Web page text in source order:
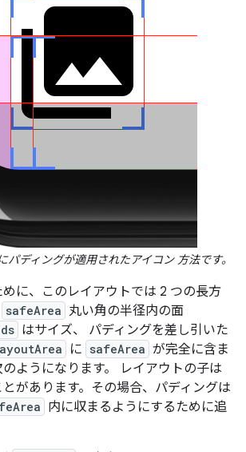
パディングが適用されたアイコン 方法です。
に、このレイアウトでは 2 つの長方
safeArea 丸い角の半径内の面
はサイズ、 パディングを差し引いた
に safeArea が完全に含ま
ようになります。 レイアウトの子は
があります。その場合、パディングは
内に収まるようにするために追